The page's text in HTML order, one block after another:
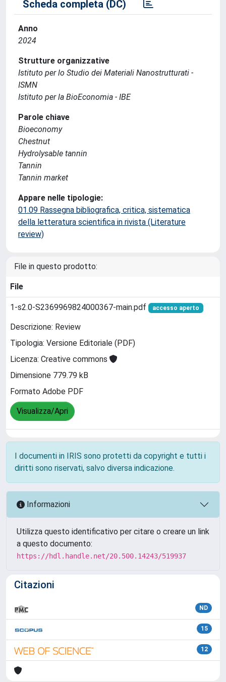
Scheda completa (DC)
Anno
2024
Strutture organizzative
Istituto per lo Studio dei Materiali Nanostrutturati -
ISMN
Istituto per la BioEconomia - IBE
Parole chiave
Bioeconomy
Chestnut
Hydrolysable tannin
Tannin
Tannin market
Appare nelle tipologie:
01.09 Rassegna bibliografica, critica, sistematica
della letteratura scientifica in rivista (Literature
review)
File in questo prodotto:
File
1-s2.0-S2369969824000367-main.pdf accesso aperto
Descrizione: Review
Tipologia: Versione Editoriale (PDF)
Licenza: Creative commons
Dimensione 779.79 kB
Formato Adobe PDF
Visualizza/Apri
I documenti in IRIS sono protetti da copyright e tutti i
diritti sono riservati, salvo diversa indicazione.
Informazioni
Utilizza questo identificativo per citare o creare un link
a questo documento:
https://hdl.handle.net/20.500.14243/519937
Citazioni
ND
15
12